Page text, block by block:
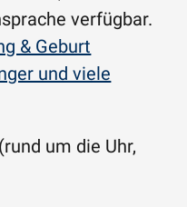
verfügbar.
& Geburt
und viele
(rund um die Uhr,